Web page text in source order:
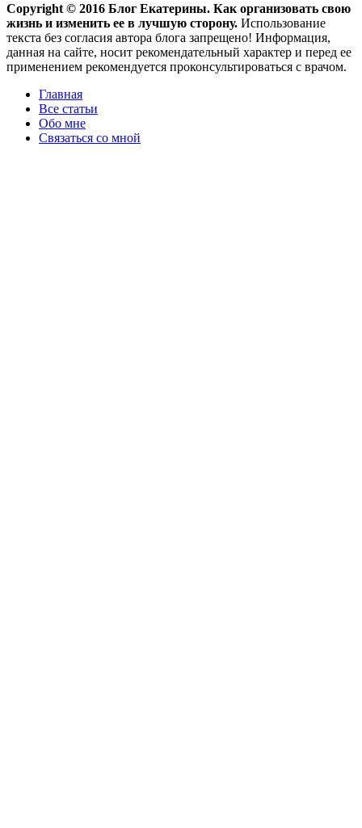
Copyright © 2016 Блог Екатерины. Как организовать свою
жизнь и изменить ее в лучшую сторону. Использование
текста без согласия автора блога запрещено! Информация,
данная на сайте, носит рекомендательный характер и перед ее
применением рекомендуется проконсультироваться с врачом.
Главная
Все статьи
Обо мне
Связаться со мной